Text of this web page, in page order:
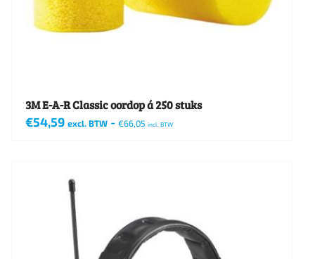
3M E-A-R Classic oordop á 250 stuks
€54,59 excl. BTW - €66,05 incl. BTW